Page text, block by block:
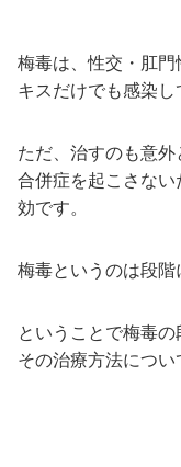
梅毒は、性交・肛門
キスだけでも感染し
ただ、治すのも意外
合併症を起こさな
効です。
梅毒というのは段階
ということで梅毒
その治療方法につい